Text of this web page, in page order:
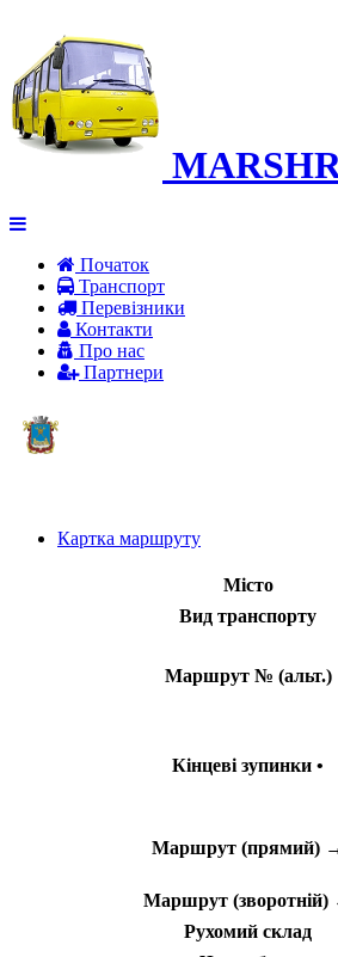
Початок
Транспорт
Перевiзники
Контакти
Про нас
Партнери
Картка маршруту
Місто
Вид транспорту
Маршрут № (альт.)
Кінцеві зупинки •
Маршрут (прямий)
Маршрут (зворотній)
Рухомий склад